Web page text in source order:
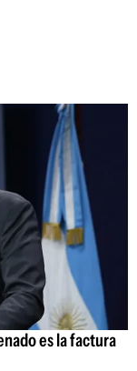
es la factura